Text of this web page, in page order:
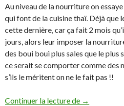
Au niveau de la nourriture on
qui font de la cuisine thaï. Déjà que
cette dernière, car ça fait 2 mois
jours, alors leur imposer la
des boui boui plus sales que le plus
ce serait se comporter comme des
s’ils le méritent on ne le fait pas !!
Continuer la lecture de La
→